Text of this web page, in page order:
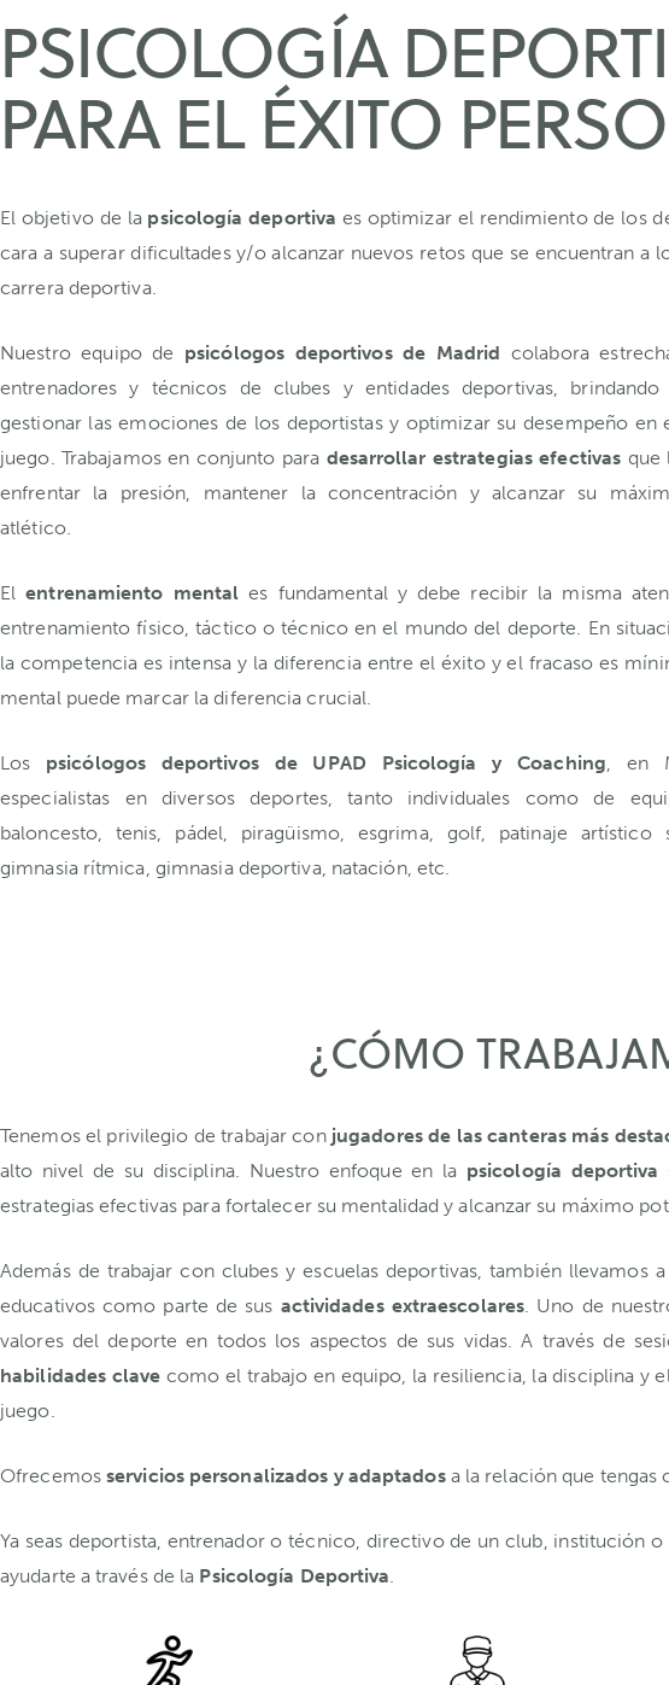
PSICOLOGÍA
PARA EL ÉXITO
El objetivo de la psicología deportiva es optimizar el rendimiento de los
cara a superar dificultades y/o alcanzar nuevos retos que se encuentran a
carrera deportiva.
Nuestro equipo de psicólogos deportivos de Madrid colabora
entrenadores y técnicos de clubes y entidades deportivas, brindando
gestionar las emociones de los deportistas y optimizar su desempeño en
juego. Trabajamos en conjunto para desarrollar estrategias efectivas que
enfrentar la presión, mantener la concentración y alcanzar su
atlético.
Elentrenamiento mental es fundamental y debe recibir la misma
entrenamiento físico, táctico o técnico en el mundo del deporte. En
la competencia es intensa y la diferencia entre el éxito y el fracaso es
mental puede marcar la diferencia crucial.
Los psicólogos deportivos de UPAD Psicología y Coaching, en
especialistas en diversos deportes, tanto individuales como de
baloncesto, tenis, pádel, piragüismo, esgrima, golf, patinaje artístico
gimnasia rítmica, gimnasia deportiva, natación, etc.
¿CÓMO
Tenemos el privilegio de trabajar con jugadores de las canteras más
alto nivel de su disciplina. Nuestro enfoque en la psicología deportiva
estrategias efectivas para fortalecer su mentalidad y alcanzar su máximo
Además de trabajar con clubes y escuelas deportivas, también llevamos
educativos como parte de sus actividades extraescolares . Uno de
valores del deporte en todos los aspectos de sus vidas. A través de
habilidades clave como el trabajo en equipo, la resiliencia, la disciplina y
juego.
Ofrecemos servicios personalizados y adaptadosa la relación que tengas
Ya seas deportista, entrenador o técnico, directivo de un club, institución
ayudarte a través de la Psicología Deportiva.